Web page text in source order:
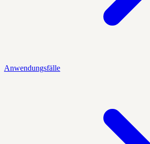
Anwendungsfälle